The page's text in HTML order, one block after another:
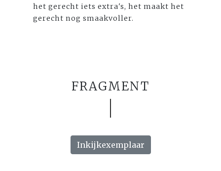
het gerecht iets extra's, het maakt het
gerecht nog smaakvoller.
FRAGMENT
Inkijkexemplaar